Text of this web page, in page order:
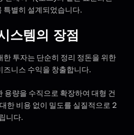
특별히 설계되었습니다.
스템의 장점
한 투자는 단순히 정리 정돈을 위한
즈니스 수익을 창출합니다.
용량을 수직으로 확장하여 대형 건
한 비용 없이 밀도를 실질적으로 2
니다.